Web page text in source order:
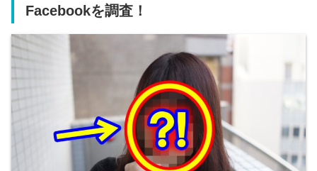
Facebookを調査！